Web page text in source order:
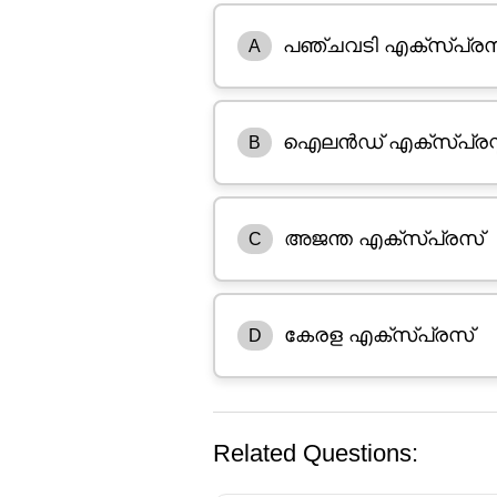
A പഞ്ചവടി
B ഐലൻഡ്
C അജന്ത എക്‌സ്പ്രസ്
D കേരള എക്‌സ്പ്രസ്
Related Questions: